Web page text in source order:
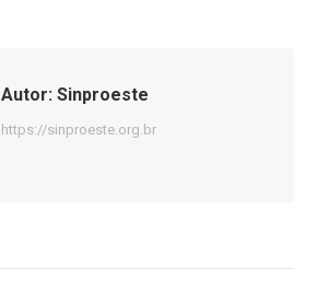
Autor: Sinproeste
https://sinproeste.org.br